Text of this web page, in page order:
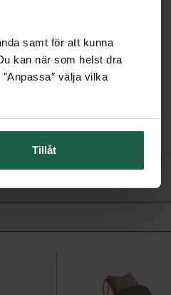
samt för att kunna
kan när som helst dra
välja vilka
Tillåt